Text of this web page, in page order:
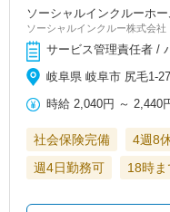
ソーシャルインクルーホ
ソーシャルインクルー株式会社
サービス管理責任者 /
岐阜県 岐阜市 尻毛1-27
時給 2,040円 ～ 2,440
社会保険完備 4週8
週4日勤務可
18時